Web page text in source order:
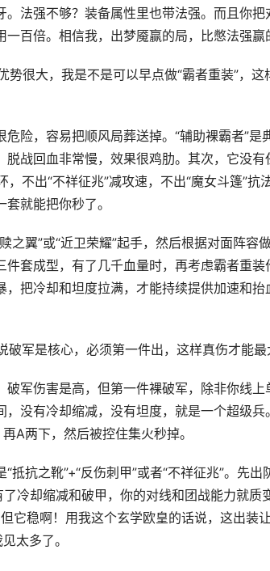
。法强不够？装备属性里也带法强。而且你
百倍。相信我，出梦魇赢的局，比憋法强赢
势很大，我是不是可以早点做“霸者重装”，
危险，容易把顺风局葬送掉。“辅助裸霸者”
脱战回血非常慢，效果很鸡肋。其次，它没
，不出“不祥征兆”减攻速，不出“魔女斗篷”
就能把你秒了。
之翼”或“近卫荣耀”起手，然后根据对面阵容
件套成型，有了几千血量时，再考虑霸者重
，把冷却和坦度拉满，才能持续提供加速和
破军是核心，必须第一件出，这样真伤才能最
破军伤害是高，但第一件裸破军，除非你线
，没有冷却缩减，没有坦度，就是一个超级
A两下，然后被控住集火秒掉。
抵抗之靴”+“反伤刺甲”或者“不祥征兆”。先
了冷却缩减和破甲，你的对线和团战能力就
但它稳啊！用我这个玄学欧皇的话说，这出装
太多了。